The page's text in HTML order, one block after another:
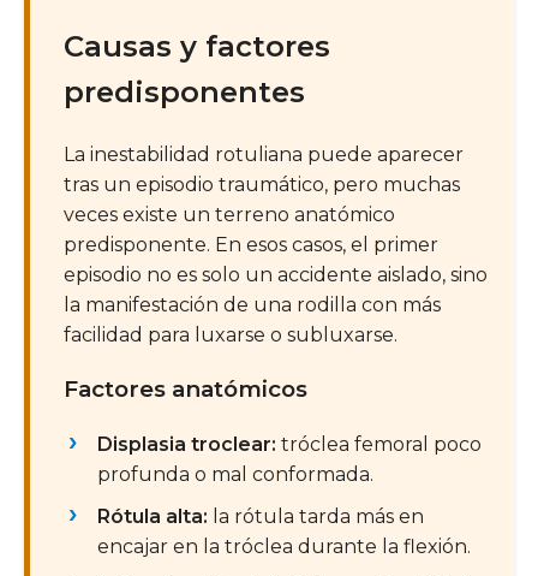
Causas y factores
predisponentes
La inestabilidad rotuliana puede aparecer
tras un episodio traumático, pero muchas
veces existe un terreno anatómico
predisponente. En esos casos, el primer
episodio no es solo un accidente aislado, sino
la manifestación de una rodilla con más
facilidad para luxarse o subluxarse.
Factores anatómicos
Displasia troclear: tróclea femoral poco
profunda o mal conformada.
Rótula alta: la rótula tarda más en
encajar en la tróclea durante la flexión.